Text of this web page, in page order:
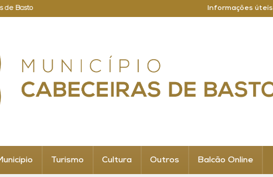
de Basto Informações úteis
Turismo Cultura Outros Balcão Online